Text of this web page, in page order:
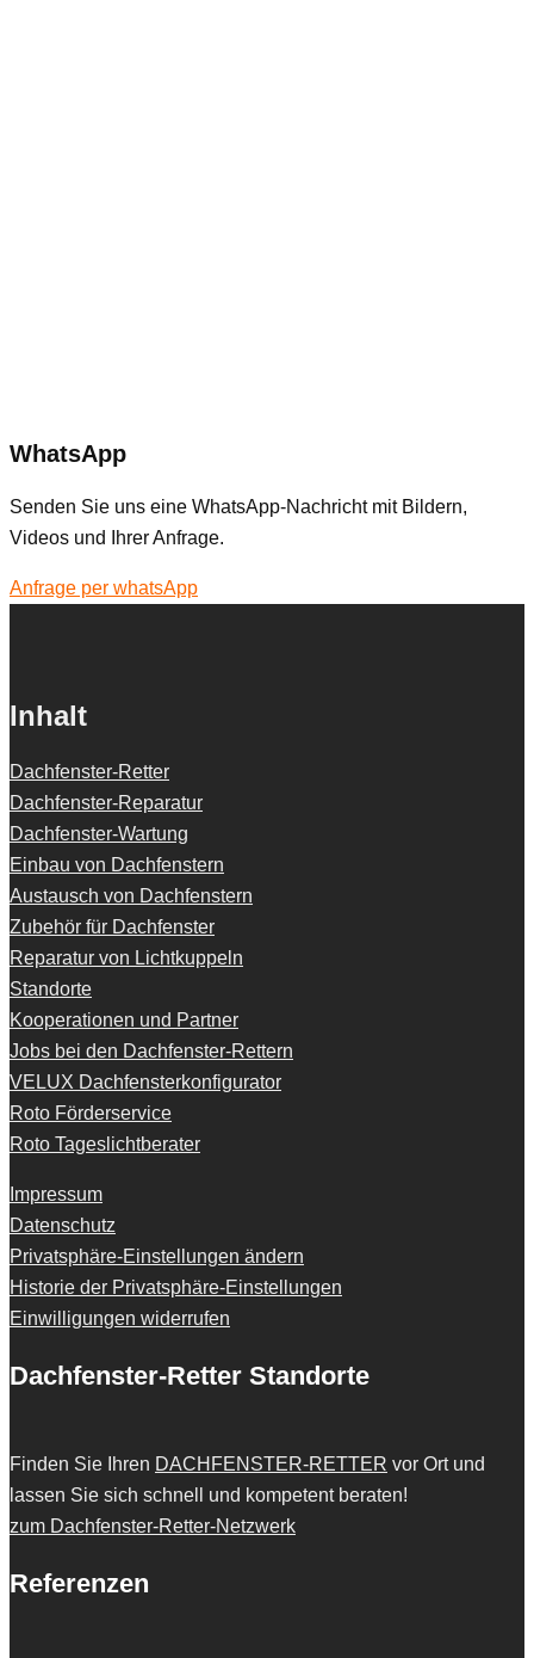
WhatsApp
Senden Sie uns eine WhatsApp-Nachricht mit Bildern,
Videos und Ihrer Anfrage.
Anfrage per whatsApp
Inhalt
Dachfenster-Retter
Dachfenster-Reparatur
Dachfenster-Wartung
Einbau von Dachfenstern
Austausch von Dachfenstern
Zubehör für Dachfenster
Reparatur von Lichtkuppeln
Standorte
Kooperationen und Partner
Jobs bei den Dachfenster-Rettern
VELUX Dachfensterkonfigurator
Roto Förderservice
Roto Tageslichtberater
Impressum
Datenschutz
Privatsphäre-Einstellungen ändern
Historie der Privatsphäre-Einstellungen
Einwilligungen widerrufen
Dachfenster-Retter Standorte
Finden Sie Ihren DACHFENSTER-RETTER vor Ort und
lassen Sie sich schnell und kompetent beraten!
zum Dachfenster-Retter-Netzwerk
Referenzen